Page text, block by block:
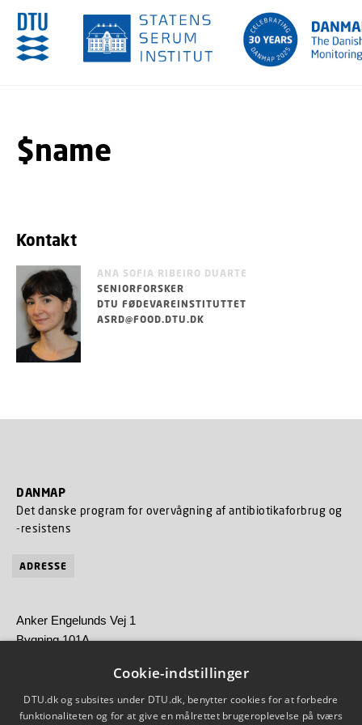
$name
Kontakt
ANA SOFIA RIBEIRO DUARTE
SENIORFORSKER
DTU FØDEVAREINSTITUTTET
ASRD@FOOD.DTU.DK
DANMAP
Det danske program for overvågning af antibiotikaforbrug og
-resistens
ADRESSE
Anker Engelunds Vej 1
Bygning 101A
Statens Serum Institut
Artillerivej 5
Cookie-indstillinger
DTU.dk og subsites under DTU.dk, benytter cookies for at forbedre
funktionaliteten og for at give en målrettet brugeroplevelse på tværs